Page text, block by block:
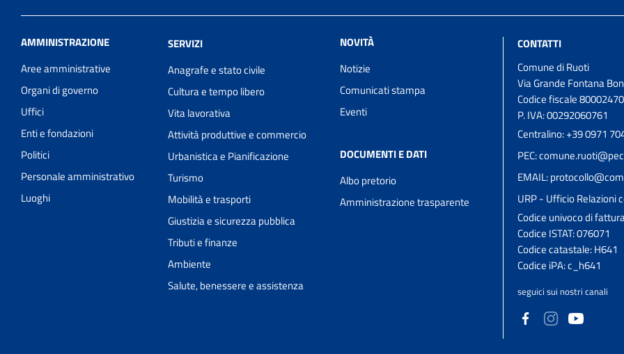
AMMINISTRAZIONE
Aree amministrative
Organi di governo
Uffici
Enti e fondazioni
Politici
Personale amministrativo
Luoghi
SERVIZI
Anagrafe e stato civile
Cultura e tempo libero
Vita lavorativa
Attività produttive e commercio
Urbanistica e Pianificazione
Turismo
Mobilità e trasporti
Giustizia e sicurezza pubblica
Tributi e finanze
Ambiente
Salute, benessere e assistenza
NOVITÀ
Notizie
Comunicati stampa
Eventi
DOCUMENTI E DATI
Albo pretorio
Amministrazione trasparente
CONTATTI
Comune di Ruoti
Via Grande Fontana
Codice fiscale
P. IVA: 00292060761
Centralino: +39 0971
PEC:
EMAIL:
URP - Ufficio Relazioni
Codice univoco di
Codice ISTAT: 076071
Codice catastale: H641
Codice iPA: c_h641
seguici sui nostri canali